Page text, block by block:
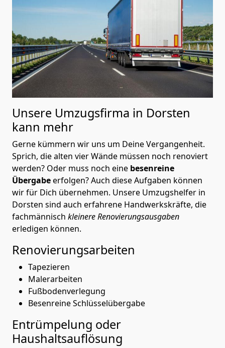
Unsere Umzugsfirma in Dorsten
kann mehr
Gerne kümmern wir uns um Deine Vergangenheit.
Sprich, die alten vier Wände müssen noch renoviert
werden? Oder muss noch eine besenreine
Übergabeerfolgen? Auch diese Aufgaben können
wir für Dich übernehmen. Unsere Umzugshelfer in
Dorsten sind auch erfahrene Handwerkskräfte, die
fachmännisch kleinere Renovierungsausgaben
erledigen können.
Renovierungsarbeiten
Tapezieren
Malerarbeiten
Fußbodenverlegung
Besenreine Schlüsselübergabe
Entrümpelung oder
Haushaltsauflösung